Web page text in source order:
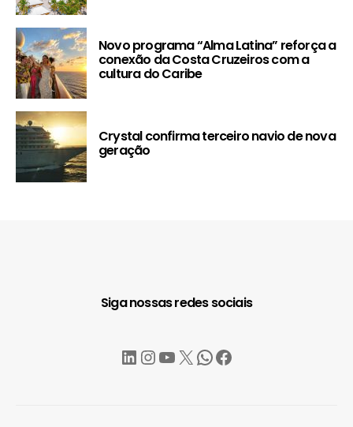
Novo programa “Alma Latina” reforça a
conexão da Costa Cruzeiros com a
cultura do Caribe
Crystal confirma terceiro navio de nova
geração
Siga nossas redes sociais
LinkedIn
Instagram
YouTube
X WhatsApp
Facebook